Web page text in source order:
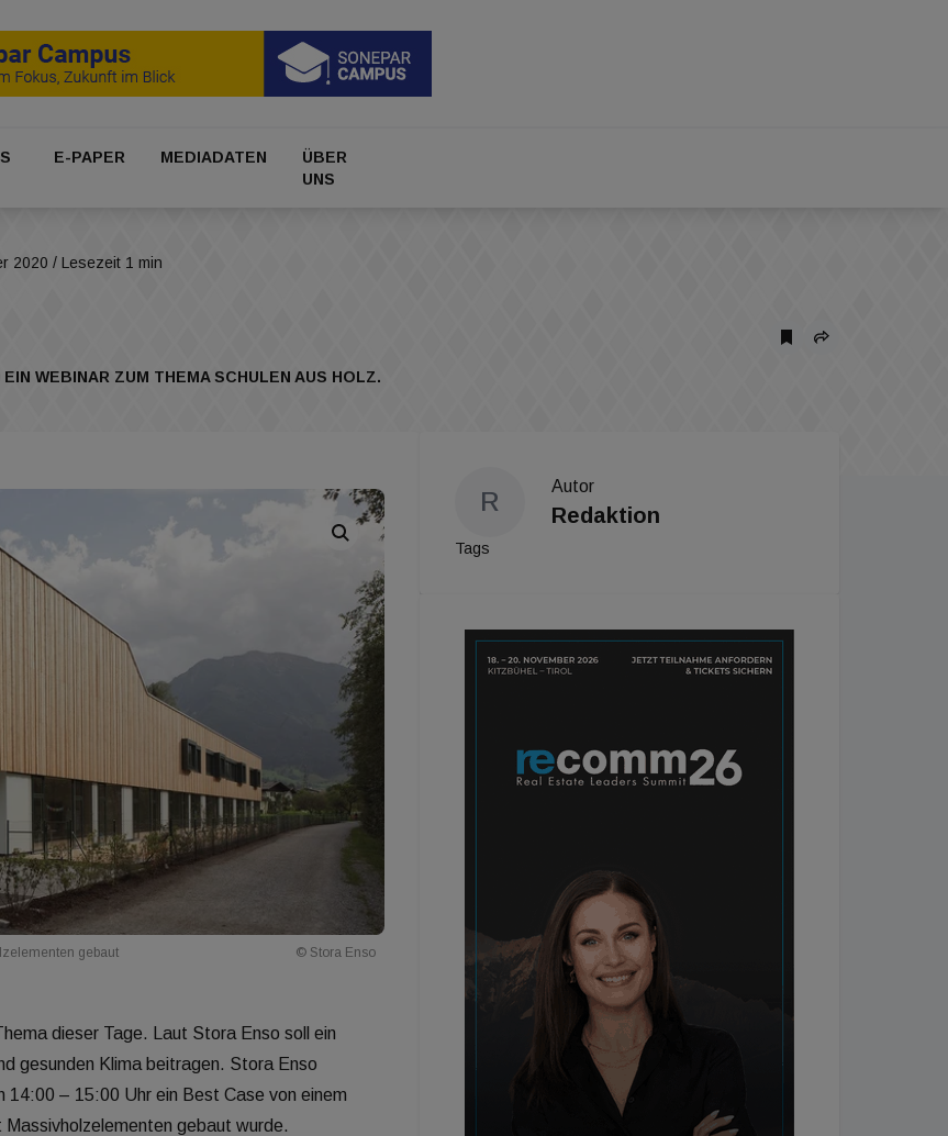
E-PAPER MEDIADATEN
ÜBER
UNS
2020 / Lesezeit 1 min
WEBINAR ZUM THEMA SCHULEN AUS HOLZ.
gebaut © Stora Enso
dieser Tage. Laut Stora Enso soll ein
gesunden Klima beitragen. Stora Enso
– 15:00 Uhr ein Best Case von einem
gebaut wurde.
R
Autor
Redaktion
Tags